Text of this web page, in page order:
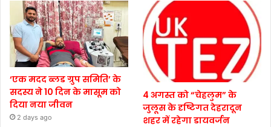
‘एक मदद ब्लड ग्रुप समिति’ के
सदस्य ने 10 दिन के मासूम को
दिया नया जीवन
2 days ago
4 अगस्त को “चेहलुम” के
जुलूस के दृष्टिगत देहरादून
शहर में रहेगा डायवर्जन